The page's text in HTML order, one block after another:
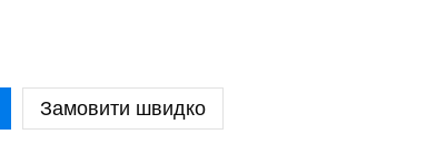
Замовити швидко